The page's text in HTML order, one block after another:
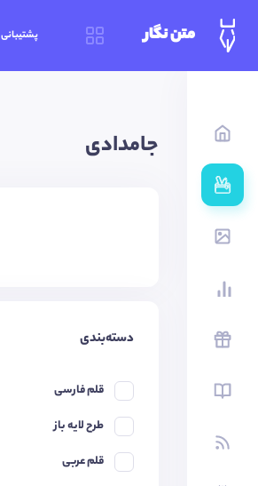
متن نگار پشتیبانی
جامدادی
دسته‌بندی
قلم فارسی
طرح لایه باز
قلم عربی